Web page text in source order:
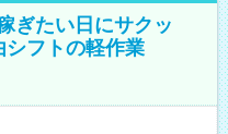
ぎたい日にサクッ
シフトの軽作業